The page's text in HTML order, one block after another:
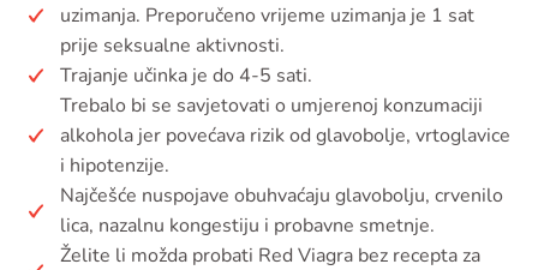
uzimanja. Preporučeno vrijeme uzimanja je 1 sat
prije seksualne aktivnosti.
Trajanje učinka je do 4-5 sati.
Trebalo bi se savjetovati o umjerenoj konzumaciji
alkohola jer povećava rizik od glavobolje, vrtoglavice
i hipotenzije.
Najčešće nuspojave obuhvaćaju glavobolju, crvenilo
lica, nazalnu kongestiju i probavne smetnje.
Želite li možda probati Red Viagra bez recepta za